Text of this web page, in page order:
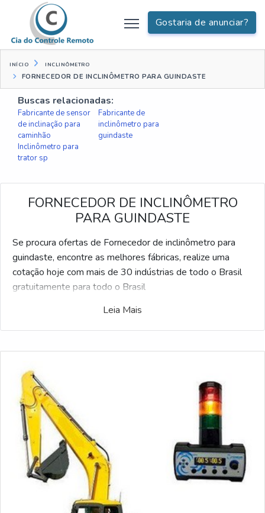
Gostaria de anunciar?
INÍCIO INCLINÔMETRO
FORNECEDOR DE INCLINÔMETRO PARA GUINDASTE
Buscas relacionadas:
Fabricante de sensor
de inclinação para
caminhão
Fabricante de
inclinômetro para
guindaste
Inclinômetro para
trator sp
FORNECEDOR DE INCLINÔMETRO
PARA GUINDASTE
Se procura ofertas de Fornecedor de inclinômetro para
guindaste, encontre as melhores fábricas, realize uma
cotação hoje com mais de 30 indústrias de todo o Brasil
gratuitamente para todo o Brasil
Exclusivo para compadores, o Soluções Industriais
inclinômetro para guindaste e gostaria de informações
sobre o fornecedor selecione uma das empresas logo
abaixo:
Leia Mais